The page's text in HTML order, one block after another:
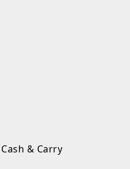
& Carry